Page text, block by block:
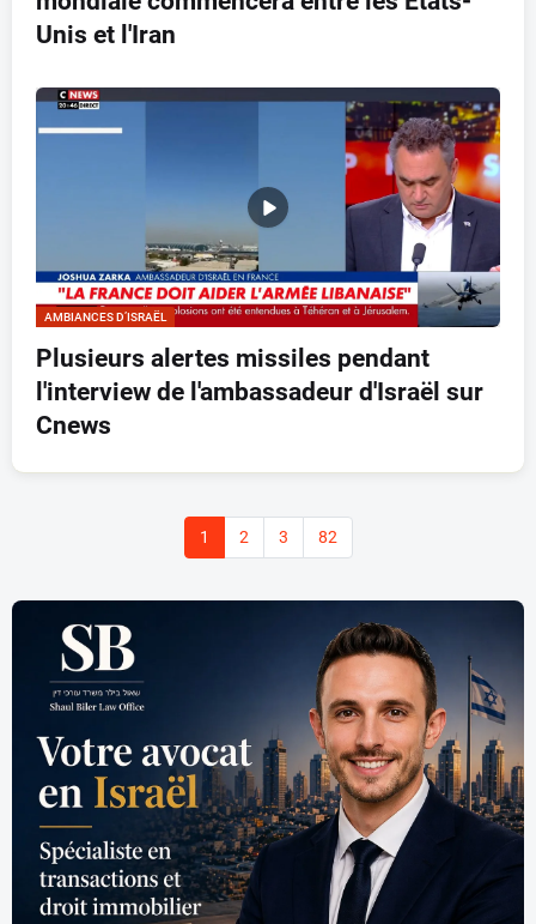
Unis et l'Iran
AMBIANCES D’ISRAËL
Plusieurs alertes missiles pendant
l'interview de l'ambassadeur d'Israël sur
Cnews
1 2 3 82